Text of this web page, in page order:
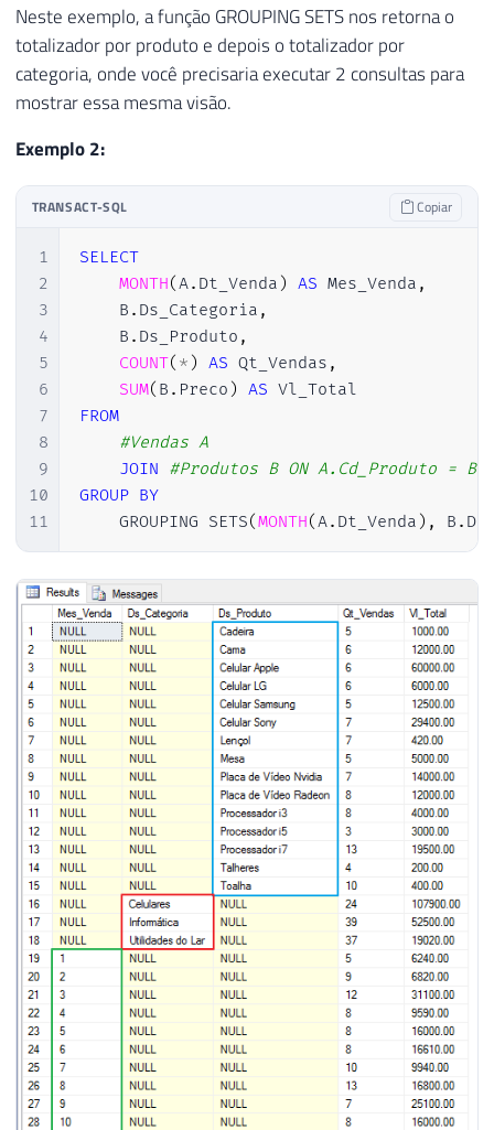
Neste exemplo, a função GROUPING SETS nos retorna o
totalizador por produto e depois o totalizador por
categoria, onde você precisaria executar 2 consultas para
mostrar essa mesma visão.
Exemplo 2:
TRANSACT-SQL Copiar
1
2
3
4
5
6
7
8
9
10
11
SELECT
MONTH(A. Dt_Venda ) AS Mes_Venda ,
    B
. Ds_Categoria ,
    B
. Ds_Produto ,
COUNT( * ) AS Qt_Vendas ,
SUM( B . Preco ) AS
FROM
#Vendas A
JOIN #Produtos B ON A.Cd_Produto =
GROUP BY
    GROUPING SETS
(MONTH(A. Dt_Venda ) , B .